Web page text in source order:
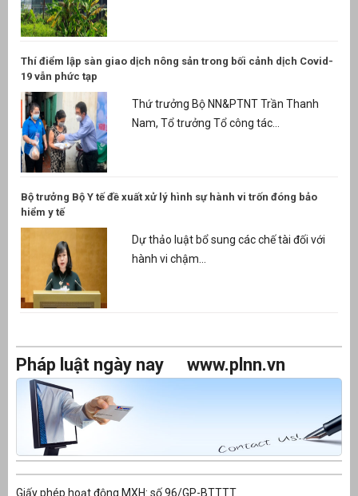
Thí điểm lập sàn giao dịch nông sản trong bối cảnh dịch Covid-
19 vẫn phức tạp
Thứ trưởng Bộ NN&PTNT Trần Thanh
Nam, Tổ trưởng Tổ công tác...
Bộ trưởng Bộ Y tế đề xuất xử lý hình sự hành vi trốn đóng bảo
hiểm y tế
Dự thảo luật bổ sung các chế tài đối với
hành vi chậm...
Pháp luật ngày nay www.plnn.vn
Giấy phép hoạt động MXH: số 96/GP-BTTTT